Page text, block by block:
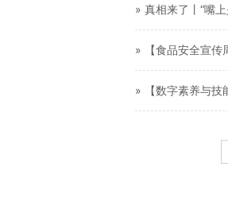
» 真相来了丨“嘴
» 【食品安全宣传
» 【数字素养与技